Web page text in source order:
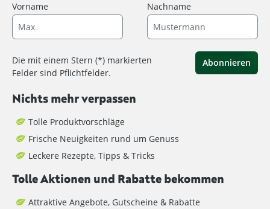
Vorname Nachname
Die mit einem Stern (*) markierten
Felder sind Pflichtfelder.
Abonnieren
Nichts mehr verpassen
Tolle Produktvorschläge
Frische Neuigkeiten rund um Genuss
Leckere Rezepte, Tipps & Tricks
Tolle Aktionen und Rabatte bekommen
Attraktive Angebote, Gutscheine & Rabatte